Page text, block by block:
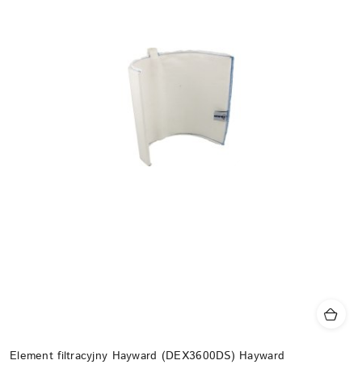
Element filtracyjny Hayward (DEX3600DS) Hayward